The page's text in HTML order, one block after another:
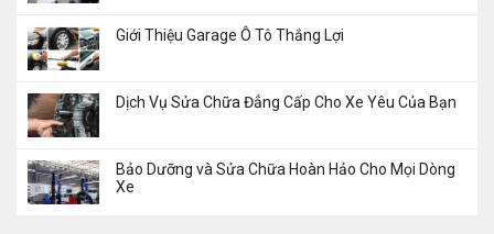
Giới Thiệu Garage Ô Tô Thắng Lợi
Dịch Vụ Sửa Chữa Đẳng Cấp Cho Xe Yêu Của Bạn
Bảo Dưỡng và Sửa Chữa Hoàn Hảo Cho Mọi Dòng
Xe